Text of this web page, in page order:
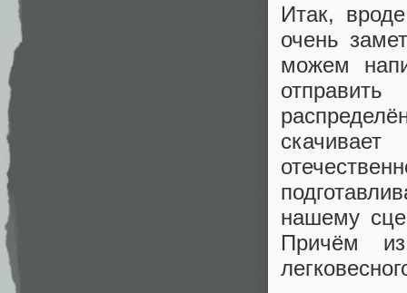
Итак,
очень
можем
нашему
Причём из